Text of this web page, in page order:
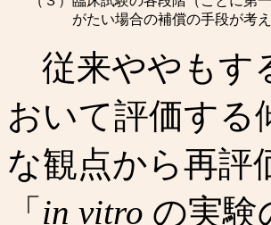
がたい場合の補償の手段が考
従来ややもす
おいて評価する
な観点から再評
「 in vitro の実験